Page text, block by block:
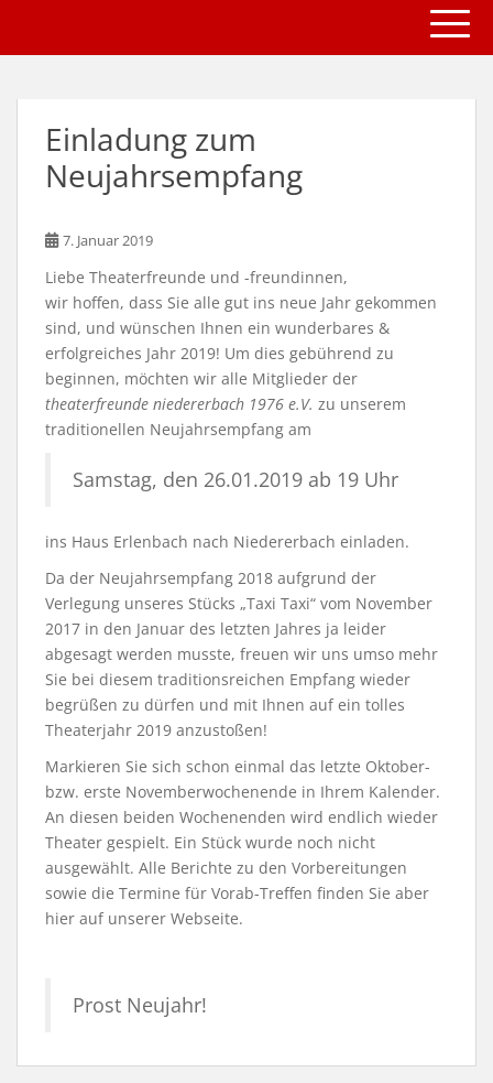
i
Einladung zum
Neujahrsempfang
7. Januar 2019
Liebe Theaterfreunde und -freundinnen,
wir hoffen, dass Sie alle gut ins neue Jahr gekommen
sind, und wünschen Ihnen ein wunderbares &
erfolgreiches Jahr 2019! Um dies gebührend zu
beginnen, möchten wir alle Mitglieder der
theaterfreunde niedererbach 1976 e.V. zu unserem
traditionellen Neujahrsempfang am
Samstag, den 26.01.2019 ab 19 Uhr
ins Haus Erlenbach nach Niedererbach einladen.
Da der Neujahrsempfang 2018 aufgrund der
Verlegung unseres Stücks „Taxi Taxi“ vom November
2017 in den Januar des letzten Jahres ja leider
abgesagt werden musste, freuen wir uns umso mehr
Sie bei diesem traditionsreichen Empfang wieder
begrüßen zu dürfen und mit Ihnen auf ein tolles
Theaterjahr 2019 anzustoßen!
Markieren Sie sich schon einmal das letzte Oktober-
bzw. erste Novemberwochenende in Ihrem Kalender.
An diesen beiden Wochenenden wird endlich wieder
Theater gespielt. Ein Stück wurde noch nicht
ausgewählt. Alle Berichte zu den Vorbereitungen
sowie die Termine für Vorab-Treffen finden Sie aber
hier auf unserer Webseite.
Prost Neujahr!